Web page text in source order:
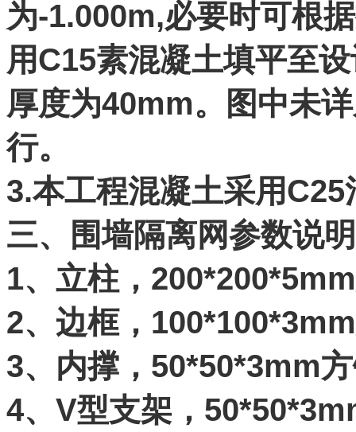
为-1.000m,必要时可根
用C15素混凝土填平至
厚度为40mm。图中未
行。
3.本工程混凝土采用C25
三、围墙隔离网参数说明
1、立柱，
2、边框，
3、内撑，50*50*3mm
4、V型支架，